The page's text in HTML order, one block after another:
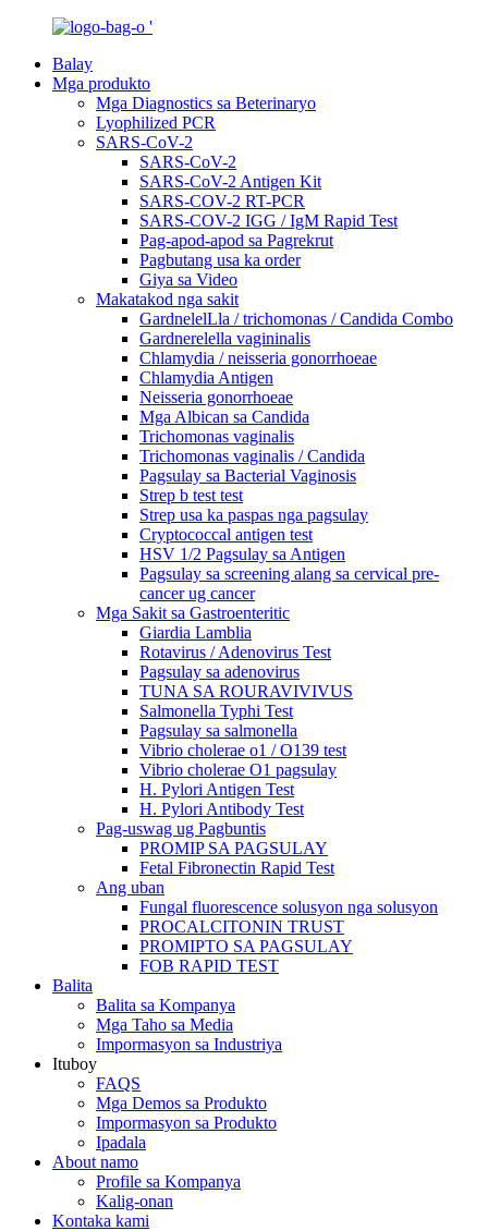
Balay
Mga produkto
Mga Diagnostics sa Beterinaryo
Lyophilized PCR
SARS-CoV-2
SARS-CoV-2
SARS-CoV-2 Antigen Kit
SARS-COV-2 RT-PCR
SARS-COV-2 IGG / IgM Rapid Test
Pag-apod-apod sa Pagrekrut
Pagbutang usa ka order
Giya sa Video
Makatakod nga sakit
GardnelelLla / trichomonas / Candida Combo
Gardnerelella vagininalis
Chlamydia / neisseria gonorrhoeae
Chlamydia Antigen
Neisseria gonorrhoeae
Mga Albican sa Candida
Trichomonas vaginalis
Trichomonas vaginalis / Candida
Pagsulay sa Bacterial Vaginosis
Strep b test test
Strep usa ka paspas nga pagsulay
Cryptococcal antigen test
HSV 1/2 Pagsulay sa Antigen
Pagsulay sa screening alang sa cervical pre-
cancer ug cancer
Mga Sakit sa Gastroenteritic
Giardia Lamblia
Rotavirus / Adenovirus Test
Pagsulay sa adenovirus
TUNA SA ROURAVIVIVUS
Salmonella Typhi Test
Pagsulay sa salmonella
Vibrio cholerae o1 / O139 test
Vibrio cholerae O1 pagsulay
H. Pylori Antigen Test
H. Pylori Antibody Test
Pag-uswag ug Pagbuntis
PROMIP SA PAGSULAY
Fetal Fibronectin Rapid Test
Ang uban
Fungal fluorescence solusyon nga solusyon
PROCALCITONIN TRUST
PROMIPTO SA PAGSULAY
FOB RAPID TEST
Balita
Balita sa Kompanya
Mga Taho sa Media
Impormasyon sa Industriya
Ituboy
FAQS
Mga Demos sa Produkto
Impormasyon sa Produkto
Ipadala
About namo
Profile sa Kompanya
Kalig-onan
Kontaka kami